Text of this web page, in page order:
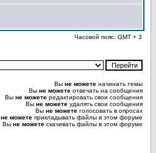
Часовой пояс: GMT + 3
Вы не можете начинать темы
Вы не можете отвечать на сообщения
Вы не можете редактировать свои сообщения
Вы не можете удалять свои сообщения
Вы не можете голосовать в опросах
не можете прикладывать файлы в этом форуме
Вы не можете скачивать файлы в этом форуме